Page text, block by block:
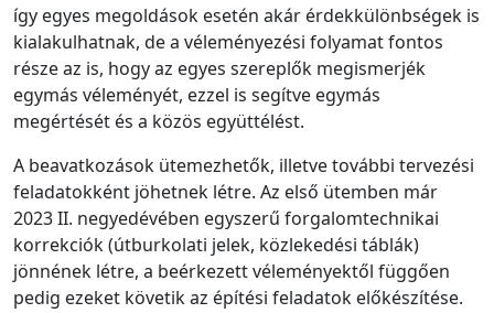
így egyes megoldások esetén akár érdekkülönbségek is
kialakulhatnak, de a véleményezési folyamat fontos
része az is, hogy az egyes szereplők megismerjék
egymás véleményét, ezzel is segítve egymás
megértését és a közös együttélést.
A beavatkozások ütemezhetők, illetve további tervezési
feladatokként jöhetnek létre. Az első ütemben már
2023 II. negyedévében egyszerű forgalomtechnikai
korrekciók (útburkolati jelek, közlekedési táblák)
jönnének létre, a beérkezett véleményektől függően
pedig ezeket követik az építési feladatok előkészítése.